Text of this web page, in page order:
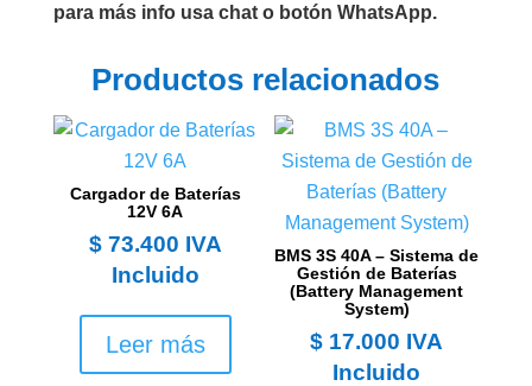
para más info usa chat o botón WhatsApp.
Productos relacionados
Cargador de Baterías
12V 6A
$73.400 IVA
Incluido
Leer más
BMS 3S 40A – Sistema de
Gestión de Baterías
(Battery Management
System)
$ 17.000 IVA
Incluido